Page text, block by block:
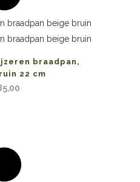
braadpan,
22 cm